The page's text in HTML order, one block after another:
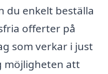
du enkelt beställa
offerter på
som verkar i just
möjligheten att